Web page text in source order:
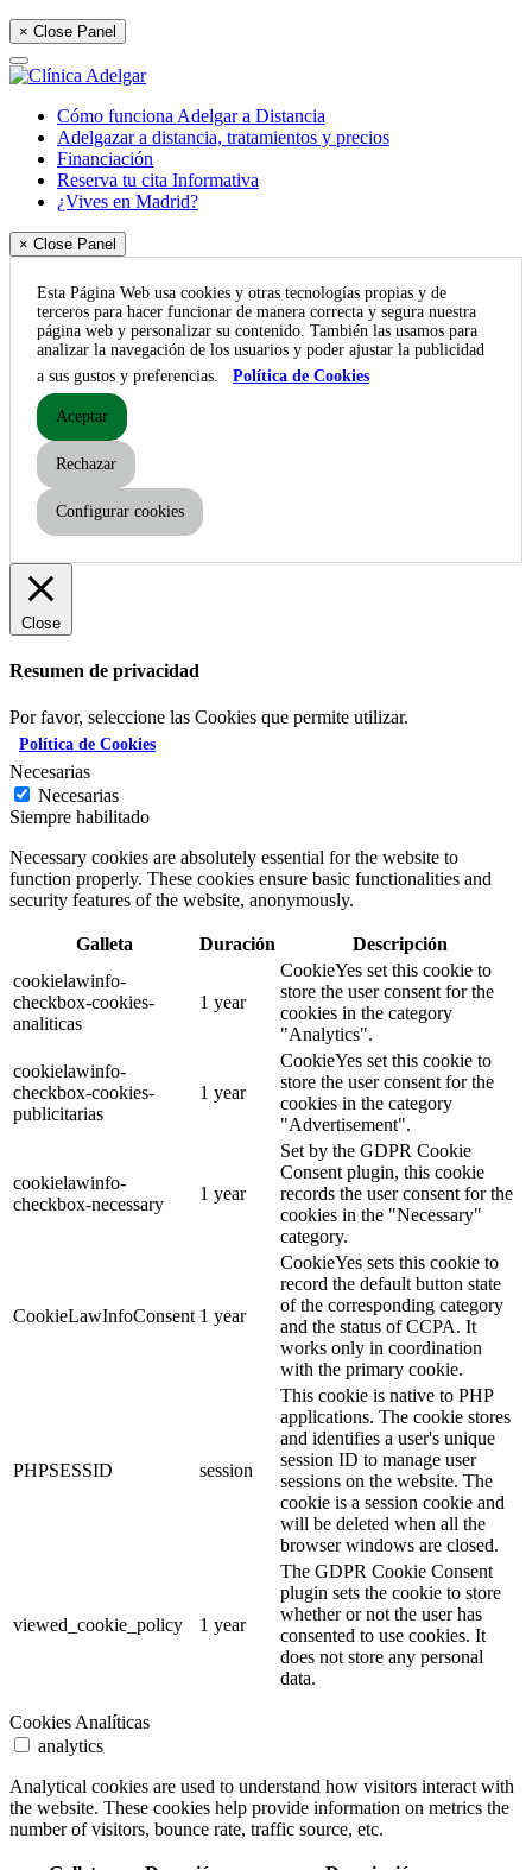
× Close Panel
Cómo funciona Adelgar a Distancia
Adelgazar a distancia, tratamientos y precios
Financiación
Reserva tu cita Informativa
¿Vives en Madrid?
× Close Panel
Esta Página Web usa cookies y otras tecnologías propias y de
terceros para hacer funcionar de manera correcta y segura nuestra
página web y personalizar su contenido. También las usamos para
analizar la navegación de los usuarios y poder ajustar la publicidad
a sus gustos y preferencias.
Política de Cookies
Aceptar
Rechazar
Configurar cookies
Close
Resumen de privacidad
Por favor, seleccione las Cookies que permite utilizar.
Política de Cookies
Necesarias
Necesarias
Siempre habilitado
Necessary cookies are absolutely essential for the website to
function properly. These cookies ensure basic functionalities and
security features of the website, anonymously.
Galleta Duración
Descripción
cookielawinfo-
checkbox-cookies-
analiticas
1 year
CookieYes set this cookie to
store the user consent for the
cookies in the category
"Analytics".
cookielawinfo-
checkbox-cookies-
publicitarias
1 year
CookieYes set this cookie to
store the user consent for the
cookies in the category
"Advertisement".
cookielawinfo-
checkbox-necessary
1 year
Set by the GDPR Cookie
Consent plugin, this cookie
records the user consent for the
cookies in the "Necessary"
category.
CookieLawInfoConsent 1 year
CookieYes sets this cookie to
record the default button state
of the corresponding category
and the status of CCPA. It
works only in coordination
with the primary cookie.
PHPSESSID session
This cookie is native to PHP
applications. The cookie stores
and identifies a user's unique
session ID to manage user
sessions on the website. The
cookie is a session cookie and
will be deleted when all the
browser windows are closed.
viewed_cookie_policy 1 year
The GDPR Cookie Consent
plugin sets the cookie to store
whether or not the user has
consented to use cookies. It
does not store any personal
data.
Cookies Analíticas
analytics
Analytical cookies are used to understand how visitors interact with
the website. These cookies help provide information on metrics the
number of visitors, bounce rate, traffic source, etc.